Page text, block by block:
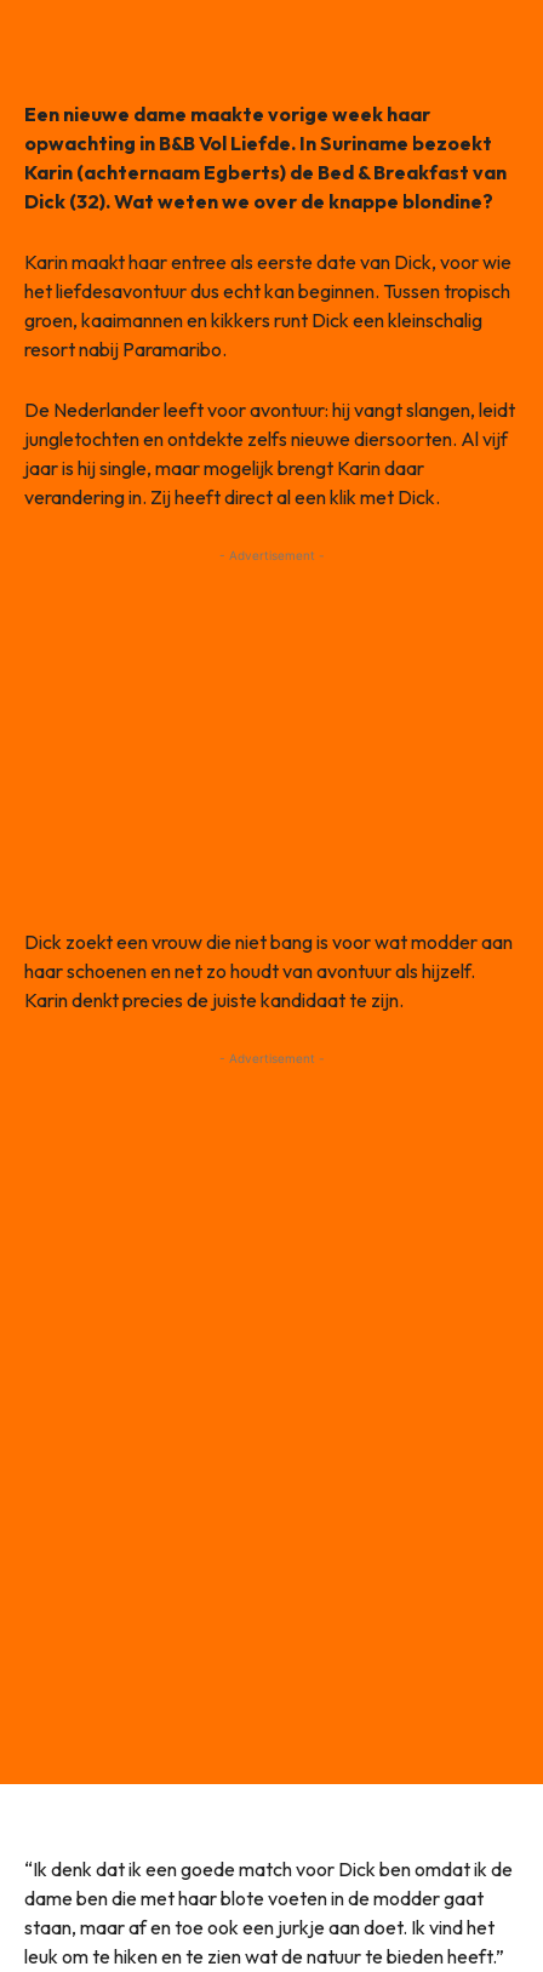
Een nieuwe dame maakte vorige week haar
opwachting in B&B Vol Liefde. In Suriname bezoekt
Karin (achternaam Egberts) de Bed & Breakfast van
Dick (32). Wat weten we over de knappe blondine?
Karin maakt haar entree als eerste date van Dick, voor wie
het liefdesavontuur dus echt kan beginnen. Tussen tropisch
groen, kaaimannen en kikkers runt Dick een kleinschalig
resort nabij Paramaribo.
De Nederlander leeft voor avontuur: hij vangt slangen, leidt
jungletochten en ontdekte zelfs nieuwe diersoorten. Al vijf
jaar is hij single, maar mogelijk brengt Karin daar
verandering in. Zij heeft direct al een klik met Dick.
- Advertisement -
Dick zoekt een vrouw die niet bang is voor wat modder aan
haar schoenen en net zo houdt van avontuur als hijzelf.
Karin denkt precies de juiste kandidaat te zijn.
- Advertisement -
“Ik denk dat ik een goede match voor Dick ben omdat ik de
dame ben die met haar blote voeten in de modder gaat
staan, maar af en toe ook een jurkje aan doet. Ik vind het
leuk om te hiken en te zien wat de natuur te bieden heeft.”